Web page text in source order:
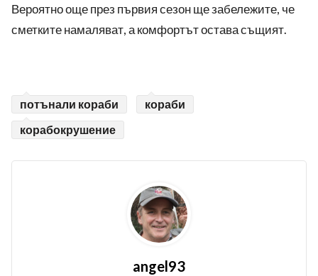
Вероятно още през първия сезон ще забележите, че
сметките намаляват, а комфортът остава същият.
потънали кораби
кораби
корабокрушение
angel93